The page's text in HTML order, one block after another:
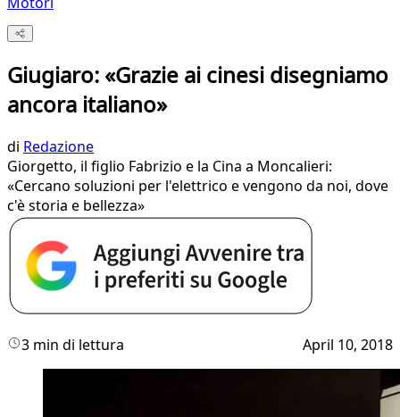
Giugiaro: «Grazie ai cinesi disegniamo
ancora italiano»
di Redazione
Giorgetto, il figlio Fabrizio e la Cina a Moncalieri:
«Cercano soluzioni per l'elettrico e vengono da noi, dove
c'è storia e bellezza»
3 min di lettura April 10, 2018